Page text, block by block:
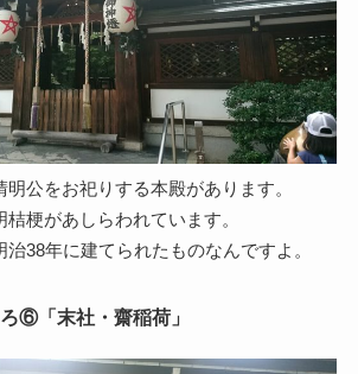
公をお祀りする本殿があります。
梗があしらわれています。
38年に建てられたものなんですよ。
⑥「末社・齋稲荷」